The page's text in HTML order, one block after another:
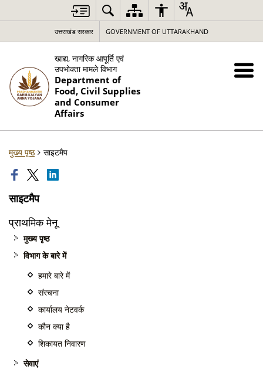
उत्तराखंड सरकार GOVERNMENT OF UTTARAKHAND
खाद्य, नागरिक आपूर्ति एवं
उपभोक्ता मामले विभाग
Department of
Food, Civil Supplies
and Consumer
Affairs
मुख्य पृष्ठ साइटमैप
साइटमैप
प्राथमिक मेनू
मुख्य पृष्ठ
विभाग के बारे में
हमारे बारे में
संरचना
कार्यालय नेटवर्क
कौन क्या है
शिकायत निवारण
सेवाएं